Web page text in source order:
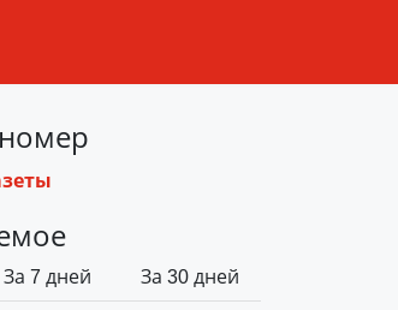
За 7 дней За 30 дней